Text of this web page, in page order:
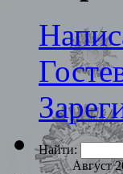
Найти:
Август